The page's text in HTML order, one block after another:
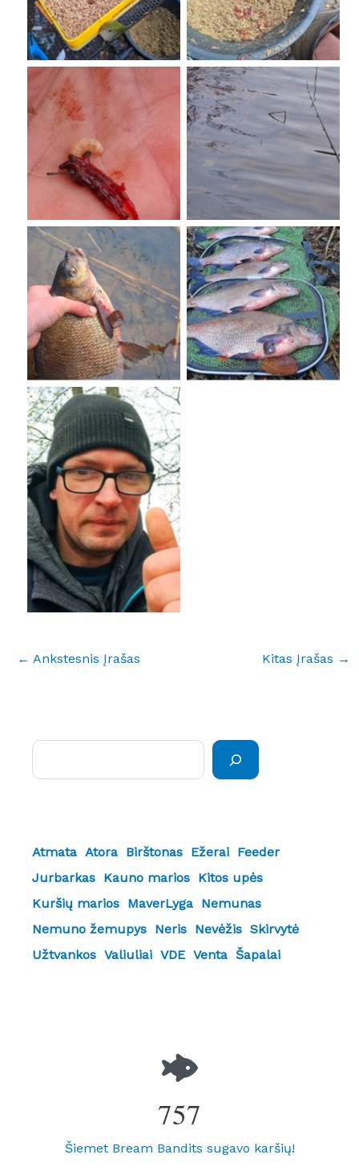
No Caption No Caption
No Caption No Caption
No Caption
← Ankstesnis Įrašas Kitas Įrašas →
Atmata Atora Birštonas Ežerai Feeder
Jurbarkas Kauno marios Kitos upės
Kuršių marios MaverLyga Nemunas
Nemuno žemupys Neris Nevėžis Skirvytė
Užtvankos Valiuliai VDE Venta Šapalai
757
Šiemet Bream Bandits sugavo karšių!